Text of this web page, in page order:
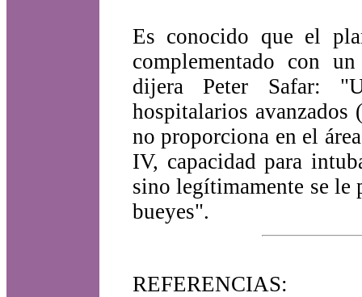
Es conocido que el
complementado con
dijera Peter Safar:
hospitalarios
no proporciona en el
IV, capacidad para
sino legítimamente se le
bueyes".
REFERENCIAS: